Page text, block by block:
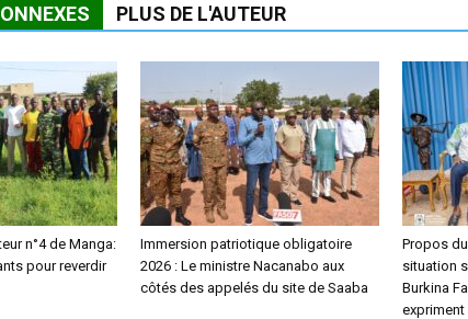
PLUS DE L'AUTEUR
n°4 de Manga:
pour reverdir
Immersion patriotique obligatoire
2026 : Le ministre Nacanabo aux
côtés des appelés du site de Saaba
Propos
situation
Burkina